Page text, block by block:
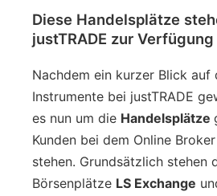
Diese Handelsplätze
justTRADE zur Verfügung
Nachdem ein kurzer Blick auf
Instrumente bei justTRADE
es nun um die Handelsplätze
Kunden bei dem Online
stehen. Grundsätzlich stehen
Börsenplätze LS Exchange